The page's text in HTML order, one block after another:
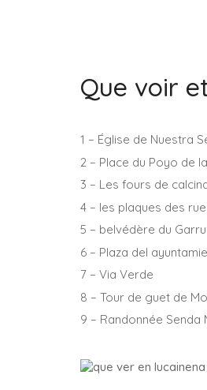
Que voir
1 – Église de Nuestra
2 – Place du Poyo de
3 – Les fours de
4 – les plaques des
5 – belvédère du
6 – Plaza del
7 – Via Verde
8 – Tour de guet de
9 – Randonnée Senda